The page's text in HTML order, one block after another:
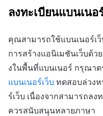
ลงทะเบียนแบนเนอ
คุณสามารถใช้แบนเนอร์เ
การสร้างแอนิเมชันเว็บด้ว
งในพื้นที่แบนเนอร์ กรุณาต
แบนเนอร์เว็บ ทดสอบล่วงห
ร์เว็บ เนื่องจากสามารถลง
ควรสนับสนุนหลายภาษา